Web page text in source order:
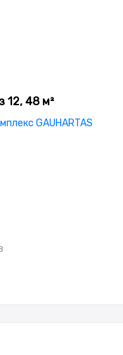
12, 48 м²
GAUHARTAS